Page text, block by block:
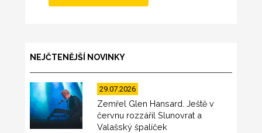
NEJČTENĚJŠÍ NOVINKY
29.07.2026
Zemřel Glen Hansard. Ještě v
červnu rozzářil Slunovrat a
Valašský špalíček